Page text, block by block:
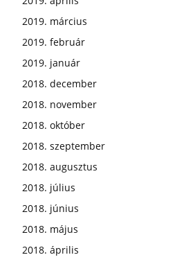
2019. március
2019. február
2019. január
2018. december
2018. november
2018. október
2018. szeptember
2018. augusztus
2018. július
2018. június
2018. május
2018. április